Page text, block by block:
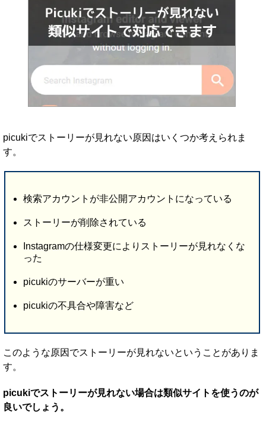
picukiでストーリーが見れない原因はいくつか考えられま
す。
検索アカウントが非公開アカウントになっている
ストーリーが削除されている
Instagramの仕様変更によりストーリーが見れなくな
った
picukiのサーバーが重い
picukiの不具合や障害など
このような原因でストーリーが見れないということがありま
す。
picukiでストーリーが見れない場合は類似サイトを使うのが
良いでしょう。